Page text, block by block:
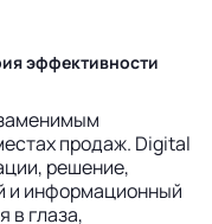
эффективности
продаж. Digital
решение,
и информационный
в глаза,